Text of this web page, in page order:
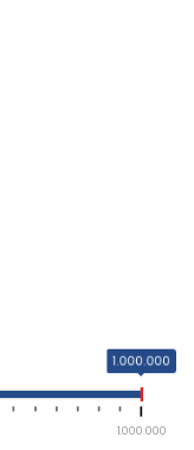
1.000.000
1.000.000